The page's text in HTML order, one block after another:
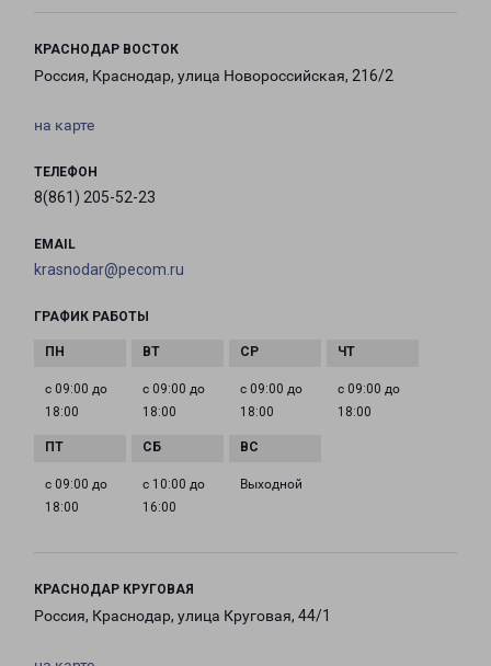
КРАСНОДАР ВОСТОК
Россия, Краснодар, улица Новороссийская, 216/2
на карте
ТЕЛЕФОН
8(861) 205-52-23
EMAIL
krasnodar@pecom.ru
ГРАФИК РАБОТЫ
с 09:00 до
18:00
с 09:00 до
18:00
с 09:00 до
18:00
с 09:00 до
18:00
с 09:00 до
18:00
с 10:00 до
16:00
Выходной
КРАСНОДАР КРУГОВАЯ
Россия, Краснодар, улица Круговая, 44/1